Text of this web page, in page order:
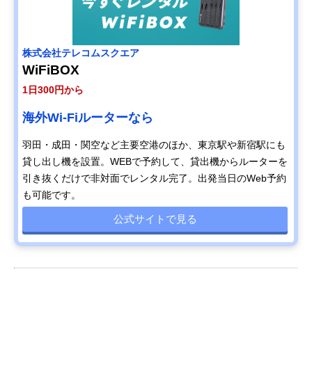
株式会社テレコムスクエア
WiFiBOX
1日300円から
海外Wi-Fiルーターなら
羽田・成田・関空など主要空港のほか、東京駅や新宿駅にも
貸し出し機を設置。WEBで予約して、貸出機からルーターを
引き抜くだけで非対面でレンタル完了。出発当日のWeb予約
も可能です。
公式サイトで見る